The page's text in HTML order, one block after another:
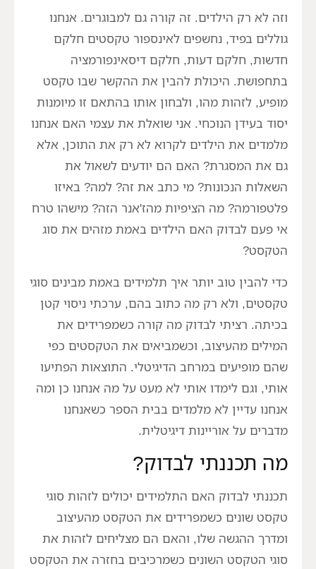
וזה לא רק הילדים. זה קורה גם למבוגרים. אנחנו
גוללים בפיד, נחשפים לאינספור טקסטים חלקם
חדשות, חלקם דעות, חלקם דיסאינפורמציה
בתחפושת. היכולת להבין את ההקשר שבו טקסט
מופיע, לזהות מהו, ולבחון אותו בהתאם זו מיומנות
יסוד בעידן הנוכחי. אני שואלת את עצמי האם אנחנו
מלמדים את הילדים לקרוא לא רק את התוכן, אלא
גם את המסגרת? האם הם יודעים לשאול את
השאלות הנכונות? מי כתב את זה? למה? באיזו
פלטפורמה? מה הציפיות מהז'אנר הזה? מישהו טרח
אי פעם לבדוק האם הילדים באמת מזהים את סוג
הטקסט?
כדי להבין טוב יותר איך תלמידים באמת מבינים סוגי
טקסטים, ולא רק מה כתוב בהם, ערכתי ניסוי קטן
בכיתה. רציתי לבדוק מה קורה כשמפרידים את
המילים מהעיצוב, וכשמביאים את הטקסטים כפי
שהם מופיעים במרחב הדיגיטלי. התוצאות הפתיעו
אותי, וגם לימדו אותי לא מעט על מה אנחנו כן ומה
אנחנו עדיין לא מלמדים בבית הספר כשאנחנו
מדברים על אוריינות דיגיטלית.
מה תכננתי לבדוק?
תכננתי לבדוק האם התלמידים יכולים לזהות סוגי
טקסט שונים כשמפרידים את הטקסט מהעיצוב
ומדרך ההגשה שלו, והאם הם מצליחים לזהות את
סוגי הטקסט השונים כשמרכיבים בחזרה את הטקסט